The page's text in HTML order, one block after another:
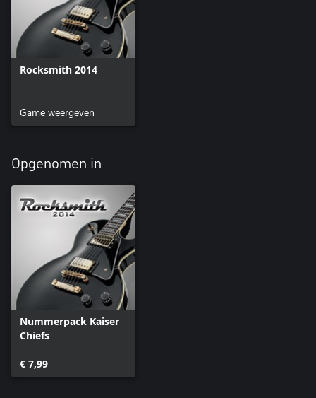
Rocksmith 2014
Game weergeven
Opgenomen in
Nummerpack Kaiser
Chiefs
€ 7,99